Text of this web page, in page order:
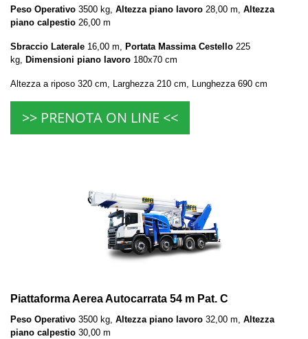
Peso Operativo 3500 kg, Altezza piano lavoro 28,00 m, Altezza
piano calpestio 26,00 m
Sbraccio Laterale 16,00 m, Portata Massima Cestello 225
kg, Dimensioni piano lavoro 180x70 cm
Altezza a riposo 320 cm, Larghezza 210 cm, Lunghezza 690 cm
>> PRENOTA ON LINE <<
Piattaforma Aerea Autocarrata 54 m Pat. C
Peso Operativo 3500 kg, Altezza piano lavoro 32,00 m, Altezza
piano calpestio 30,00 m